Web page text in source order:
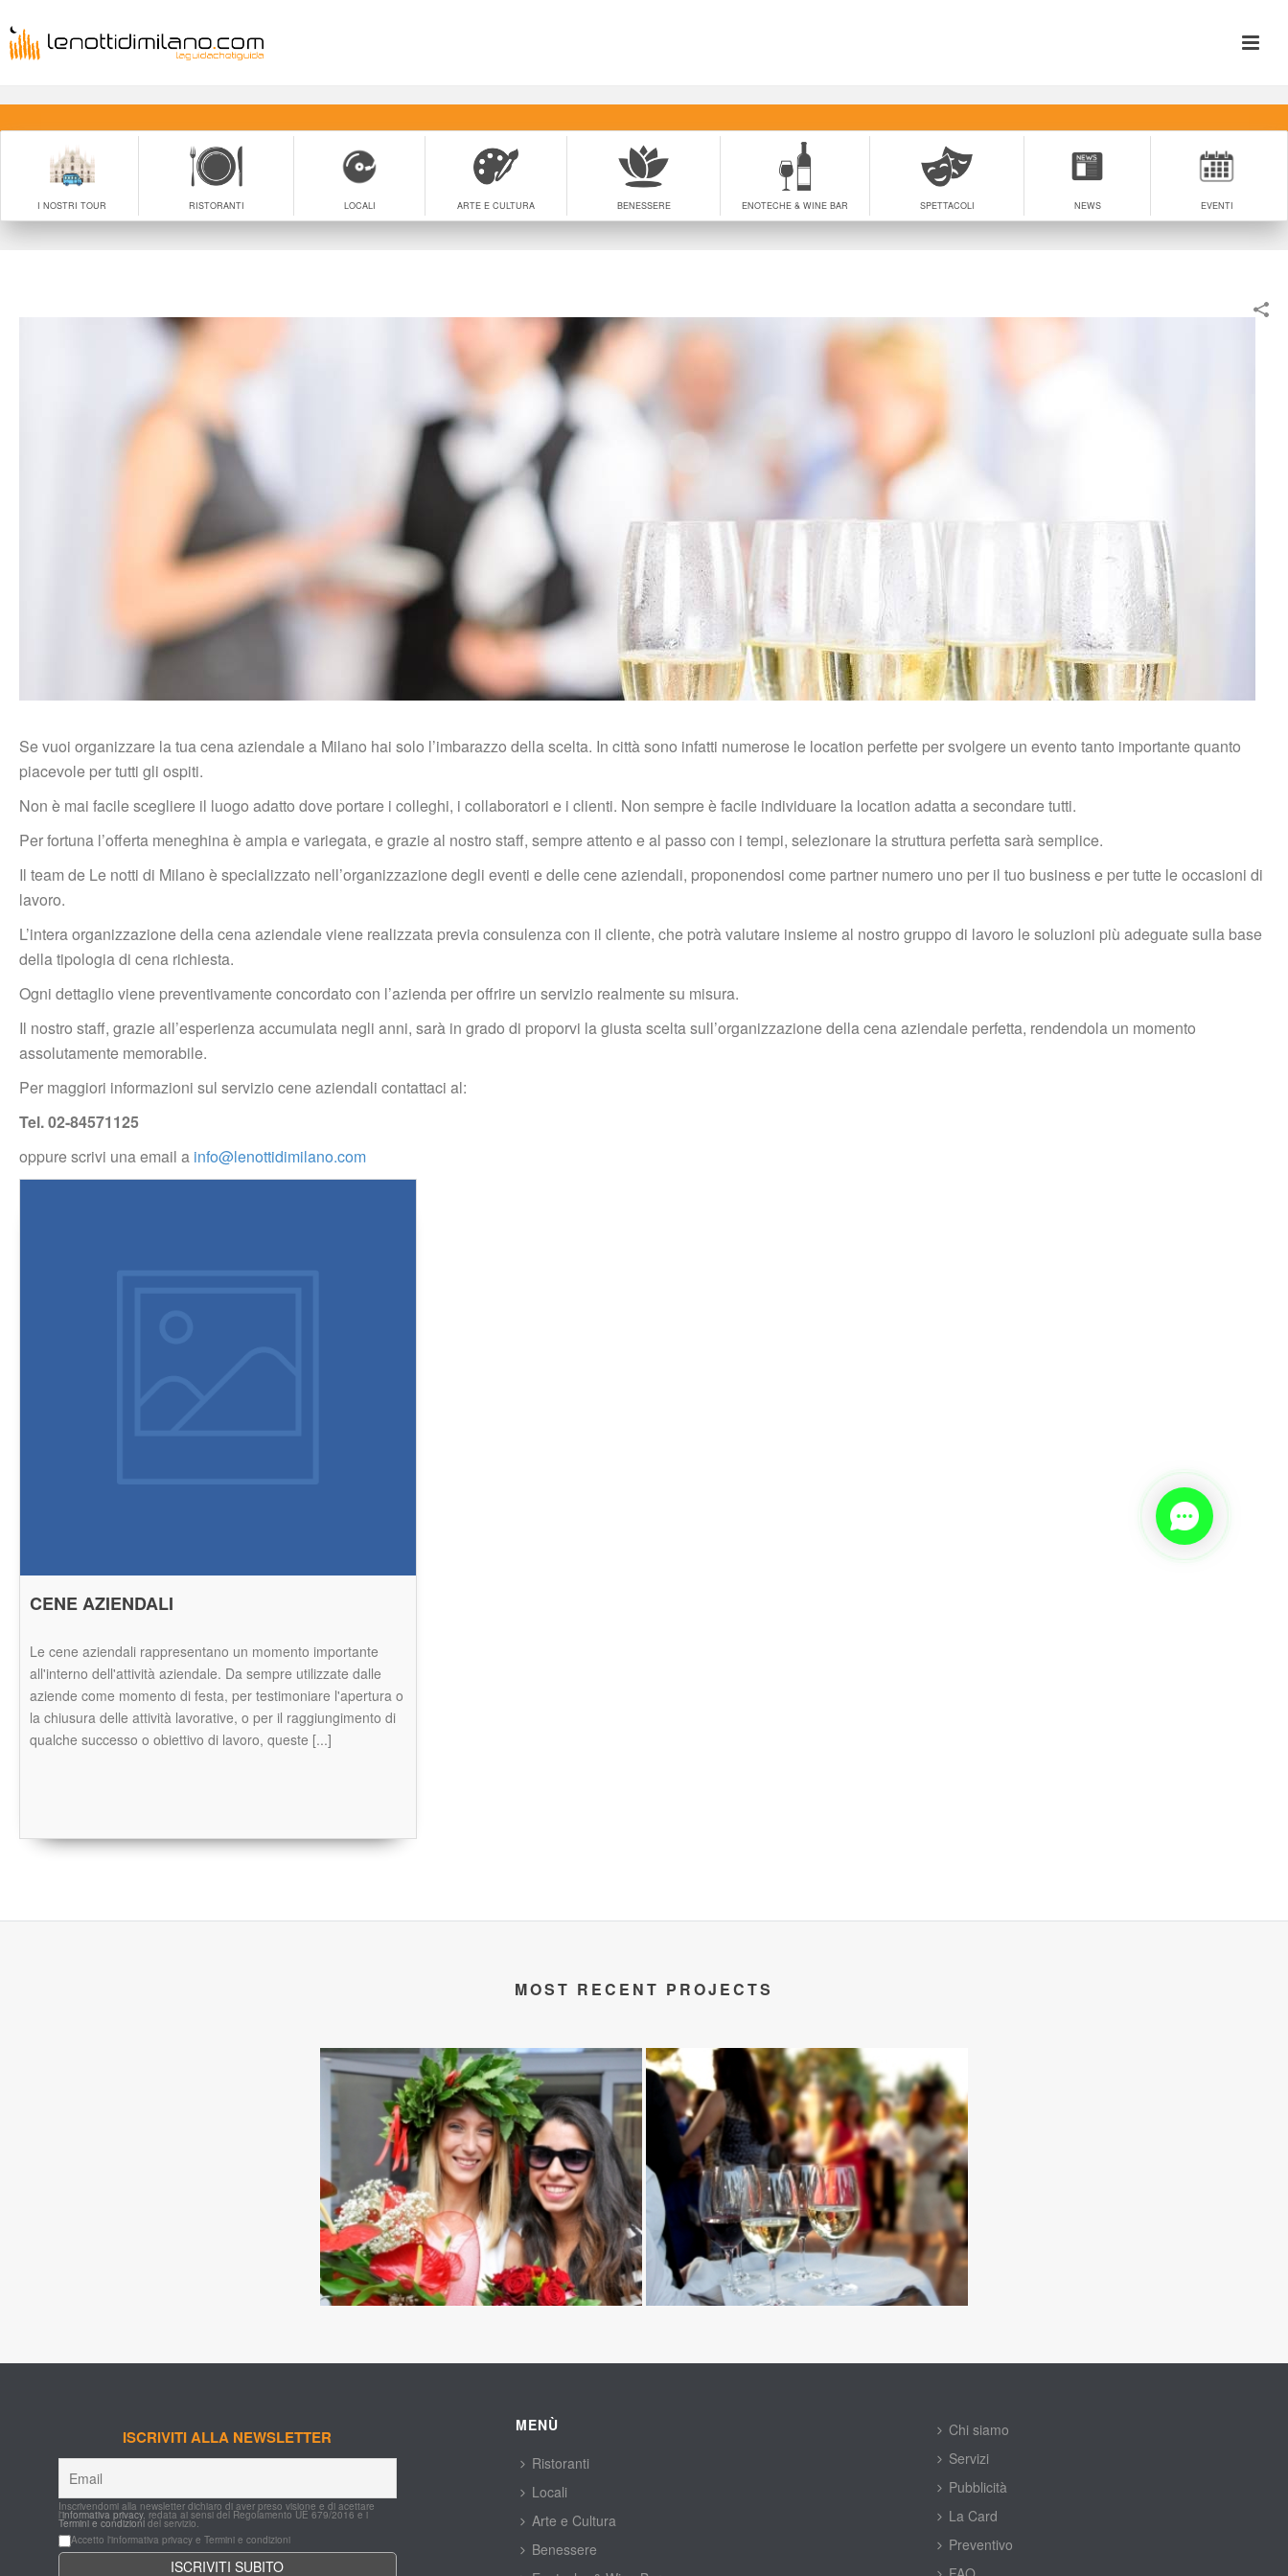
I NOSTRI TOUR RISTORANTI LOCALI ARTE E CULTURA BENESSERE ENOTECHE & WINE BAR SPETTACOLI NEWS EVENTI
Se vuoi organizzare la tua cena aziendale a Milano hai solo l’imbarazzo della scelta. In città sono infatti numerose le location perfette per svolgere un evento tanto importante quanto
piacevole per tutti gli ospiti.
Non è mai facile scegliere il luogo adatto dove portare i colleghi, i collaboratori e i clienti. Non sempre è facile individuare la location adatta a secondare tutti.
Per fortuna l’offerta meneghina è ampia e variegata, e grazie al nostro staff, sempre attento e al passo con i tempi, selezionare la struttura perfetta sarà semplice.
Il team de Le notti di Milano è specializzato nell’organizzazione degli eventi e delle cene aziendali, proponendosi come partner numero uno per il tuo business e per tutte le occasioni di
lavoro.
L’intera organizzazione della cena aziendale viene realizzata previa consulenza con il cliente, che potrà valutare insieme al nostro gruppo di lavoro le soluzioni più adeguate sulla base
della tipologia di cena richiesta.
Ogni dettaglio viene preventivamente concordato con l’azienda per offrire un servizio realmente su misura.
Il nostro staff, grazie all’esperienza accumulata negli anni, sarà in grado di proporvi la giusta scelta sull’organizzazione della cena aziendale perfetta, rendendola un momento
assolutamente memorabile.
Per maggiori informazioni sul servizio cene aziendali contattaci al:
Tel. 02-84571125
oppure scrivi una email a info@lenottidimilano.com
CENE AZIENDALI
Le cene aziendali rappresentano un momento importante
all'interno dell'attività aziendale. Da sempre utilizzate dalle
aziende come momento di festa, per testimoniare l'apertura o
la chiusura delle attività lavorative, o per il raggiungimento di
qualche successo o obiettivo di lavoro, queste [...]
MOST RECENT PROJECTS
ISCRIVITI ALLA NEWSLETTER
Inscrivendomi alla newsletter dichiaro di aver preso visione e di acettare
l'informativa privacy, redata ai sensi del Regolamento UE 679/2016 e i
Termini e condizioni del servizio.
Accetto l'informativa privacy e Termini e condizioni
MENÙ
Ristoranti
Locali
Arte e Cultura
Benessere
Chi siamo
Servizi
Pubblicità
La Card
Preventivo